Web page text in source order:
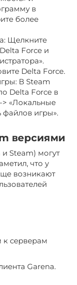
в
более
Щелкните
Force и
Delta Force.
В Steam
Delta Force в
> «Локальные
файлов игры».
версиями
Steam) могут
что у
возникают
серверам
Garena.